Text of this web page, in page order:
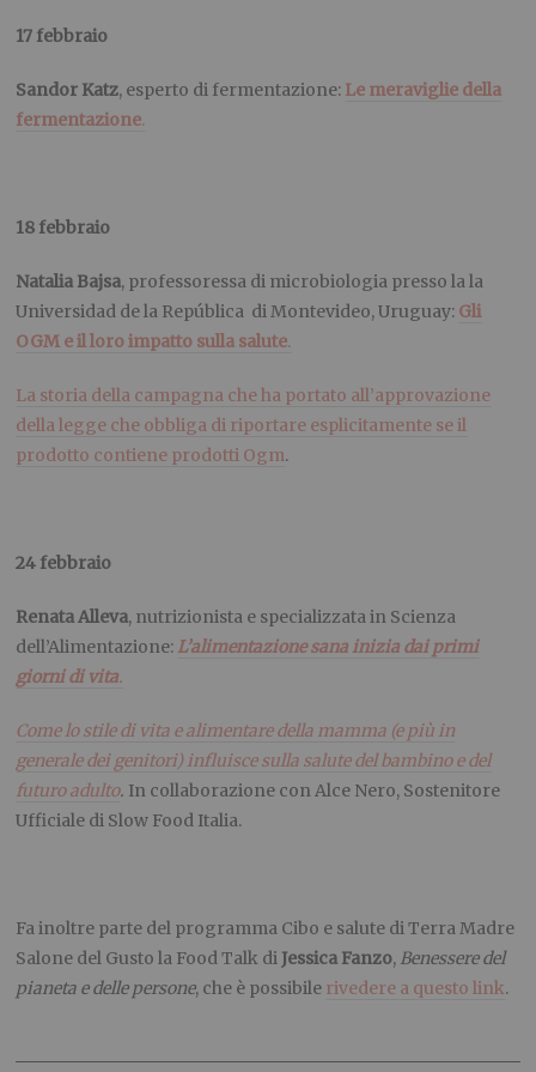
17 febbraio
Sandor Katz, esperto di fermentazione: Le meraviglie della
fermentazione.
18 febbraio
Natalia Bajsa, professoressa di microbiologia presso la la
Universidad de la República di Montevideo, Uruguay: Gli
OGM e il loro impatto sulla salute.
La storia della campagna che ha portato all’approvazione
della legge che obbliga di riportare esplicitamente se il
prodotto contiene prodotti Ogm.
24 febbraio
Renata Alleva, nutrizionista e specializzata in Scienza
dell’Alimentazione: L’alimentazione sana inizia dai primi
giorni di vita.
Come lo stile di vita e alimentare della mamma (e più in
generale dei genitori) influisce sulla salute del bambino e del
futuro adulto. In collaborazione con Alce Nero, Sostenitore
Ufficiale di Slow Food Italia.
Fa inoltre parte del programma Cibo e salute di Terra Madre
Salone del Gusto la Food Talk di Jessica Fanzo, Benessere del
pianeta e delle persone, che è possibile rivedere a questo link.